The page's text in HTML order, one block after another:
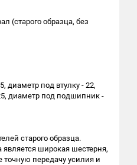
(старого образца, без
диаметр под втулку - 22,
диаметр под подшипник -
старого образца.
широкая шестерня,
точную передачу усилия и